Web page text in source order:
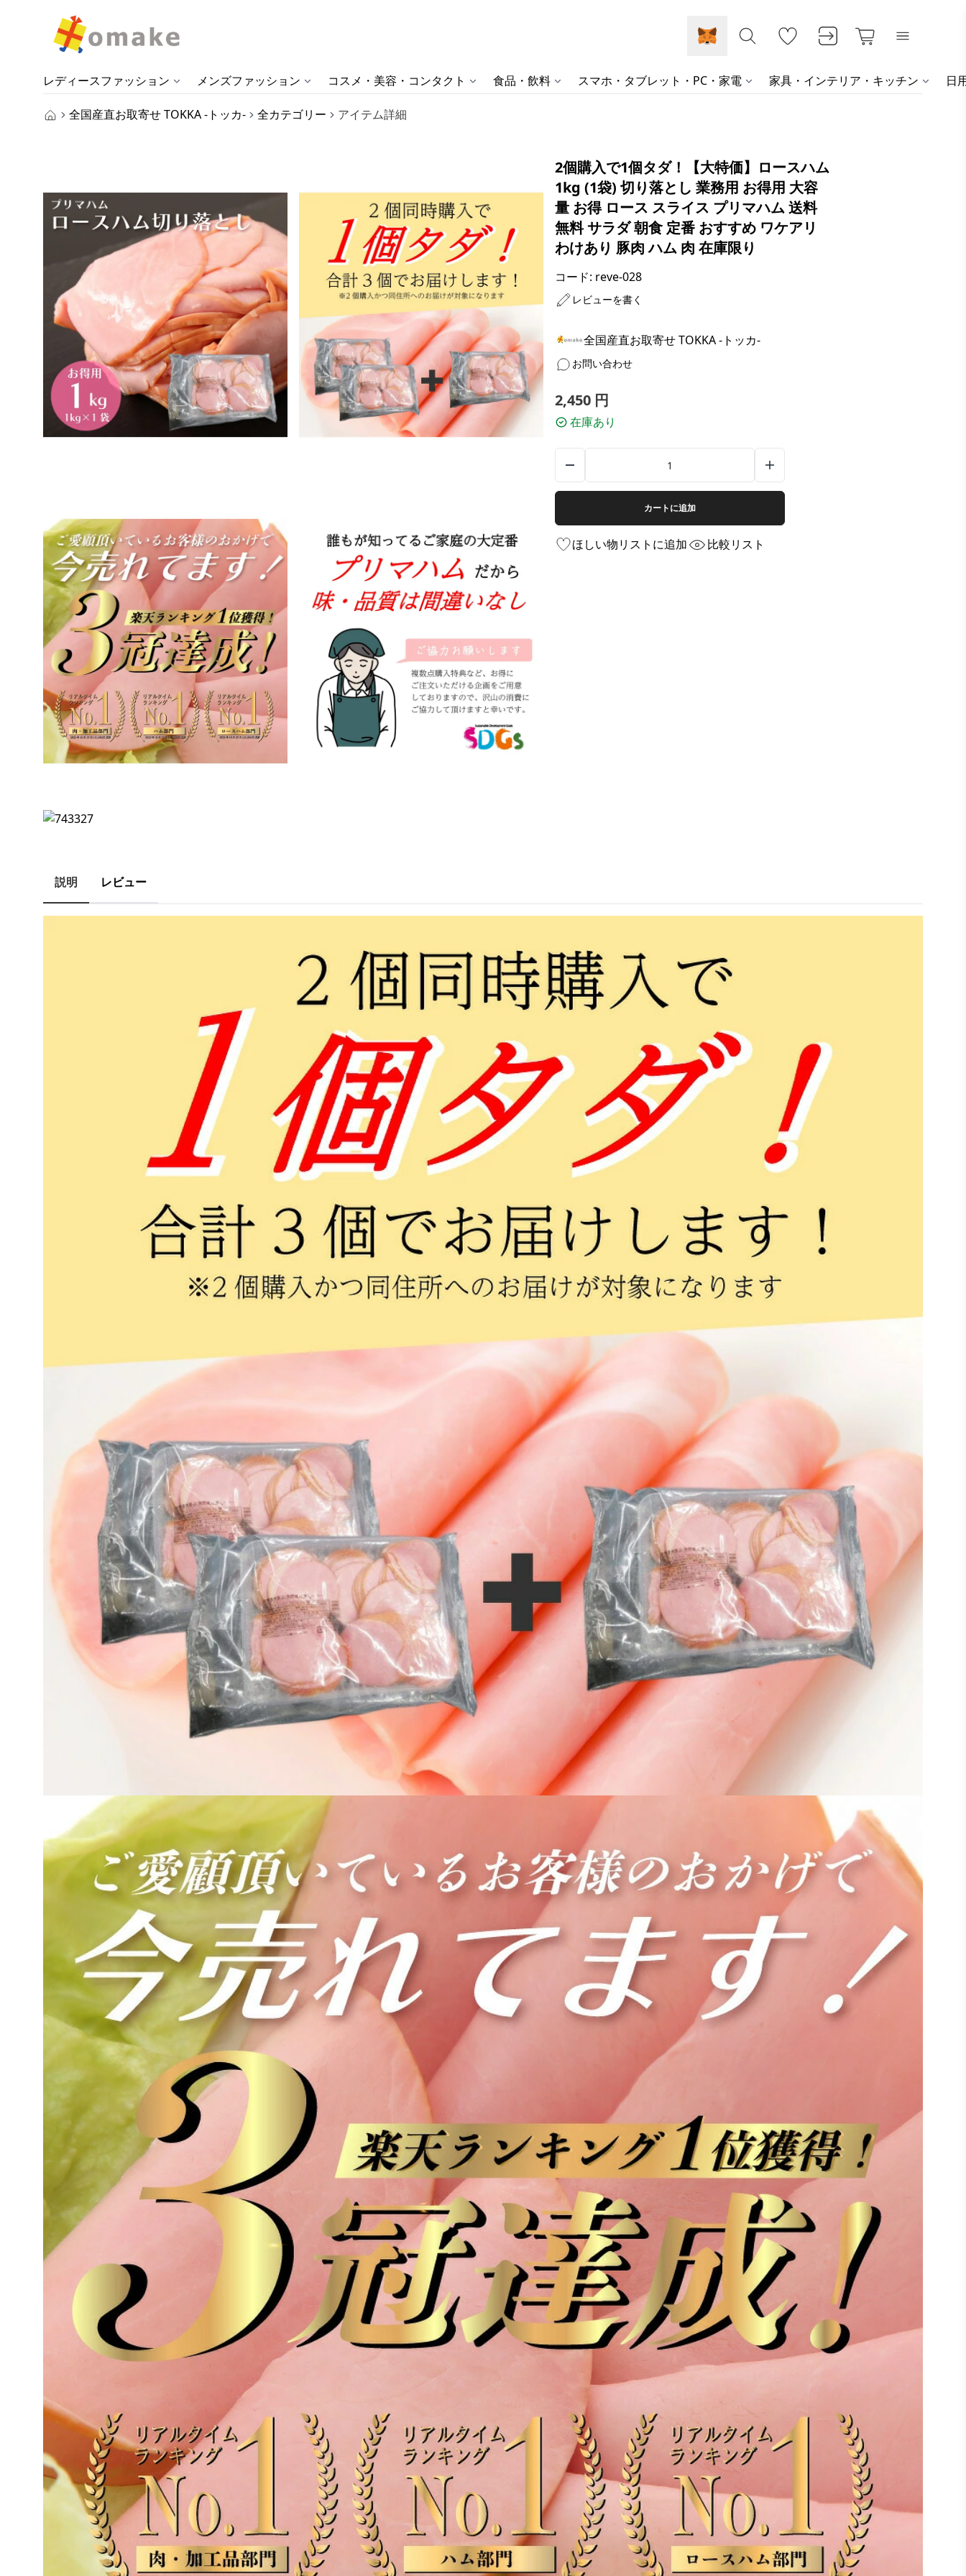
レディースファッション メンズファッション コスメ・美容・コンタクト 食品・飲料 スマホ・タブレット・PC・家電 家具・インテリア・キッチン 日
全国産直お取寄せ TOKKA -トッカ- 全カテゴリー アイテム詳細
2個購入で1個タダ！【大特価】ロースハム
1kg (1袋) 切り落とし 業務用 お得用 大容
量 お得 ロース スライス プリマハム 送料
無料 サラダ 朝食 定番 おすすめ ワケアリ
わけあり 豚肉 ハム 肉 在庫限り
コード: reve-028
レビューを書く
全国産直お取寄せ TOKKA -トッカ-
お問い合わせ
2,450 円
在庫あり
カートに追加
ほしい物リストに追加 比較リスト
説明 レビュー